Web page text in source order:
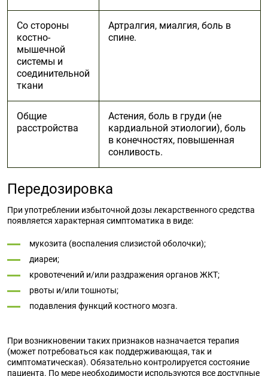
Со стороны
костно-
мышечной
системы и
соединительной
ткани
Артралгия, миалгия, боль в
спине.
Общие
расстройства
Астения, боль в груди (не
кардиальной этиологии), боль
в конечностях, повышенная
сонливость.
Передозировка
При употреблении избыточной дозы лекарственного средства
появляется характерная симптоматика в виде:
мукозита (воспаления слизистой оболочки);
диареи;
кровотечений и/или раздражения органов ЖКТ;
рвоты и/или тошноты;
подавления функций костного мозга.
При возникновении таких признаков назначается терапия
(может потребоваться как поддерживающая, так и
симптоматическая). Обязательно контролируется состояние
пациента. По мере необходимости используются все доступные